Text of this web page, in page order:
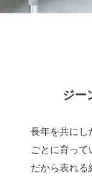
ジー
長年を共にし
ごとに育っ
だから表れる